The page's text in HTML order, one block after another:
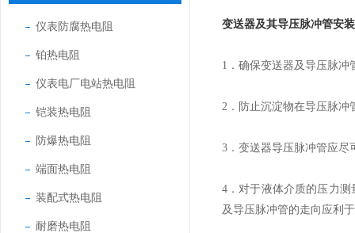
仪表防腐热电阻
铂热电阻
仪表电厂电站热电阻
铠装热电阻
防爆热电阻
端面热电阻
装配式热电阻
耐磨热电阻
变送器及其导压脉冲管安
1． 确保变送器及导压脉冲
2． 防止沉淀物在导压脉冲
3． 变送器导压脉冲管应尽
4．对于液体介质的压力
及导压脉冲管的走向应利